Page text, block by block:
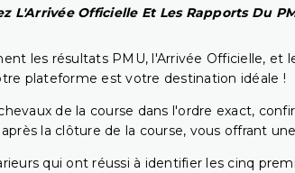
L'Arrivée Officielle Et Les Rapports Du
les résultats PMU, l'Arrivée Officielle, et
plateforme est votre destination idéale !
de la course dans l'ordre exact,
la clôture de la course, vous offrant
qui ont réussi à identifier les cinq